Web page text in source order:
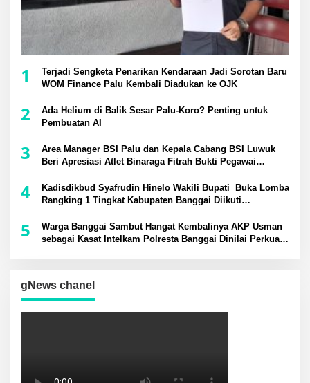
1
Terjadi Sengketa Penarikan Kendaraan Jadi Sorotan Baru
WOM Finance Palu Kembali Diadukan ke OJK
2
Ada Helium di Balik Sesar Palu-Koro? Penting untuk
Pembuatan AI
3
Area Manager BSI Palu dan Kepala Cabang BSI Luwuk
Beri Apresiasi Atlet Binaraga Fitrah Bukti Pegawai
4
Kadisdikbud Syafrudin Hinelo Wakili Bupati Buka Lomba
Rangking 1 Tingkat Kabupaten Banggai Diikuti
5
Warga Banggai Sambut Hangat Kembalinya AKP Usman
sebagai Kasat Intelkam Polresta Banggai Dinilai Perkuat
gNews chanel